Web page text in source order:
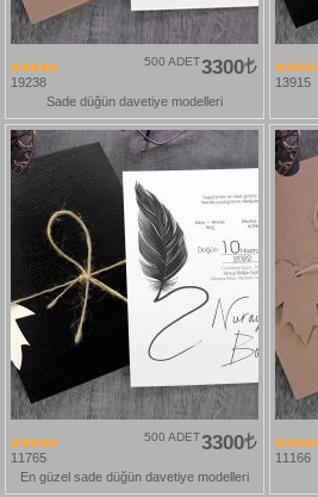
19238
3300
500 ADET
Sade düğün davetiye modelleri
13915
11765
3300
500 ADET
En güzel sade düğün davetiye modelleri
11166